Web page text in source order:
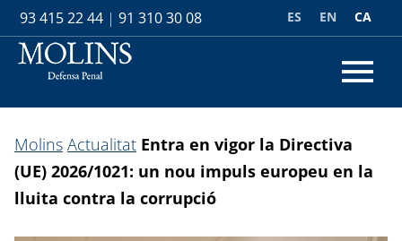
93 415 22 44 | 91 310 30 08 CA
EN
ES
Molins Actualitat Entra en vigor la Directiva
(UE) 2026/1021: un nou impuls europeu en la
lluita contra la corrupció